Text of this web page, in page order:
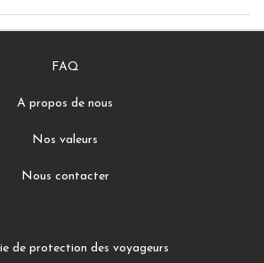
FAQ
A propos de nous
Nos valeurs
Nous contacter
de protection des voyageurs